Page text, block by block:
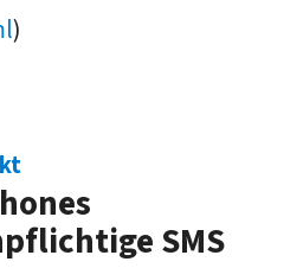
)
SMS